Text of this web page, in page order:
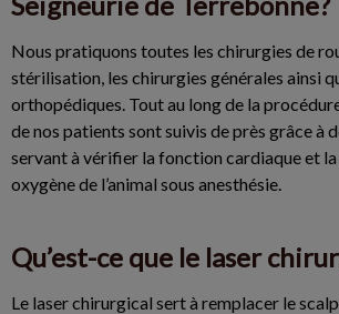
Nous pratiquons toutes les chirurgies de
stérilisation, les chirurgies générales ainsi
orthopédiques. Tout au long de la
de nos patients sont suivis de près grâce à
servant à vérifier la fonction cardiaque et
oxygène de l’animal sous anesthésie.
Qu’est-ce que le laser
Le laser chirurgical sert à remplacer le